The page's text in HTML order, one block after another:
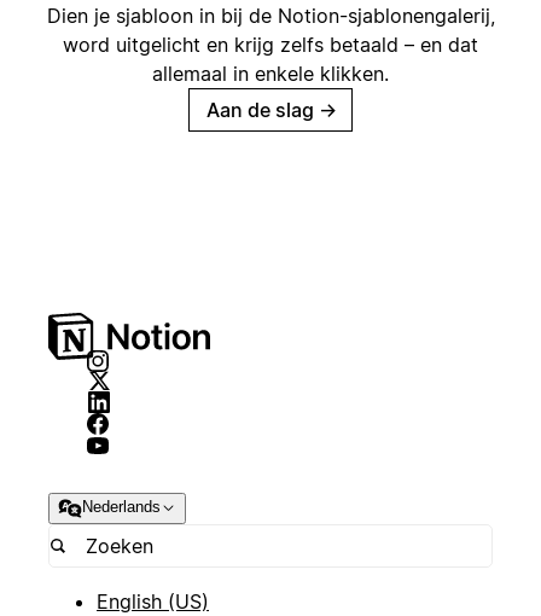
Dien je sjabloon in bij de Notion-sjablonengalerij,
word uitgelicht en krijg zelfs betaald – en dat
allemaal in enkele klikken.
Aan de slag →
Nederlands
English (US)